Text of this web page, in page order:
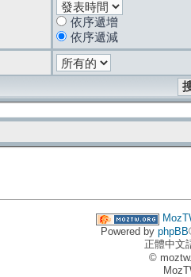
依序遞增
依序遞減
Powered by phpBB
正體中文
©